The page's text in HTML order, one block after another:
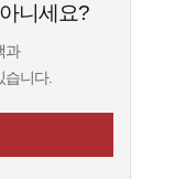
니세요?
과
습니다.